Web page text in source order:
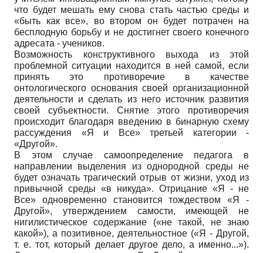
что будет мешать ему снова стать частью среды и
«быть как все», во втором он будет потрачен на
бесплодную борьбу и не достигнет своего конечного
адресата - учеников.
Возможность конструктивного выхода из этой
проблемной ситуации находится в ней самой, если
принять это противоречие в качестве
онтологического основания своей организационной
деятельности и сделать из него источник развития
своей субъектности. Снятие этого противоречия
происходит благодаря введению в бинарную схему
рассуждения «Я и Все» третьей категории -
«Другой».
В этом случае самоопределение педагога в
направлении выделения из однородной среды не
будет означать трагический отрыв от жизни, уход из
привычной среды «в никуда». Отрицание «Я - не
Все» одновременно становится тождеством «Я -
Другой», утверждением самости, имеющей не
нигилистическое содержание («не такой, не знаю
какой»), а позитивное, деятельностное («Я - Другой,
т. е. тот, который делает другое дело, а именно...»).